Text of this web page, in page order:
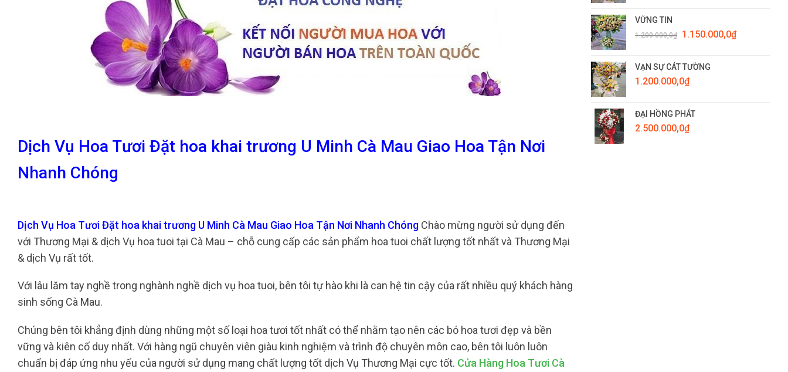
Dịch Vụ Hoa Tươi Đặt hoa khai trương U Minh Cà Mau Giao Hoa Tận Nơi
Nhanh Chóng
Dịch Vụ Hoa Tươi Đặt hoa khai trương U Minh Cà Mau Giao Hoa Tận Nơi Nhanh Chóng Chào mừng người sử dụng đến
với Thương Mại & dịch Vụ hoa tuoi tại Cà Mau – chỗ cung cấp các sản phẩm hoa tuoi chất lượng tốt nhất và Thương Mại
& dịch Vụ rất tốt.
Với lâu lăm tay nghề trong nghành nghề dịch vụ hoa tuoi, bên tôi tự hào khi là can hệ tin cậy của rất nhiều quý khách hàng
sinh sống Cà Mau.
Chúng bên tôi khẳng định dùng những một số loại hoa tươi tốt nhất có thể nhằm tạo nên các bó hoa tươi đẹp và bền
vững và kiên cố duy nhất. Với hàng ngũ chuyên viên giàu kinh nghiệm và trình độ chuyên môn cao, bên tôi luôn luôn
chuẩn bị đáp ứng nhu yếu của người sử dụng mang chất lượng tốt dịch Vụ Thương Mại cực tốt. Cửa Hàng Hoa Tươi Cà
VỮNG TIN
1.200.000,0₫
Giá
1.200.000,0₫.
1.150.000,0₫Giá
VẠN SỰ CÁT TƯỜNG
1.200.000,0₫
ĐẠI HỒNG PHÁT
2.500.000,0₫